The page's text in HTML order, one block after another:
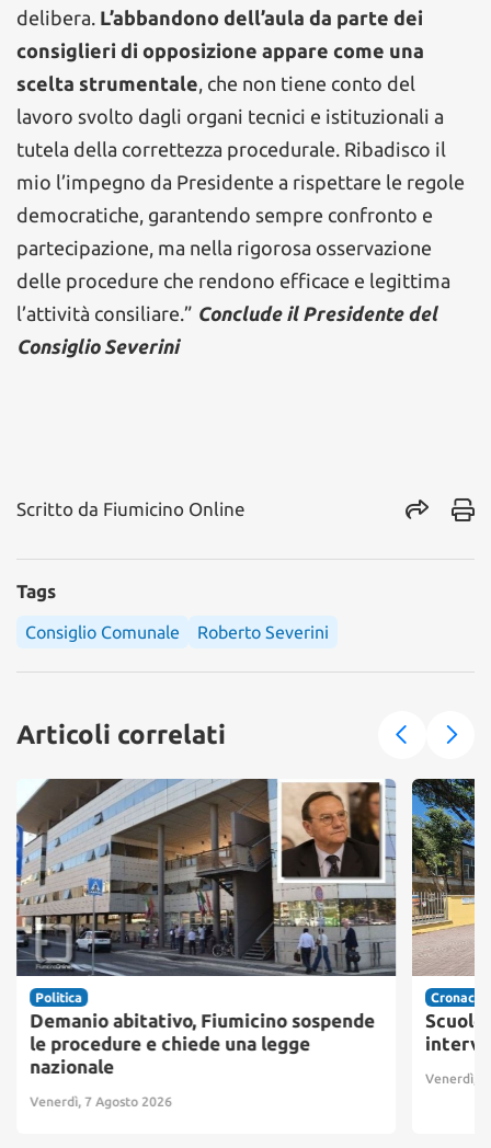
delibera. L’abbandono dell’aula da parte dei
consiglieri di opposizione appare come una
scelta strumentale , che non tiene conto del
lavoro svolto dagli organi tecnici e istituzionali a
tutela della correttezza procedurale. Ribadisco il
mio l’impegno da Presidente a rispettare le regole
democratiche, garantendo sempre confronto e
partecipazione, ma nella rigorosa osservazione
delle procedure che rendono efficace e legittima
l’attività consiliare.” Conclude il Presidente del
Consiglio Severini
Scritto da Fiumicino Online
Tags
Consiglio Comunale Roberto Severini
Articoli correlati
Politica
Demanio abitativo, Fiumicino sospende
le procedure e chiede una legge
nazionale
Venerdì, 7 Agosto 2026
Cronaca
Scuole
Venerdì, 7